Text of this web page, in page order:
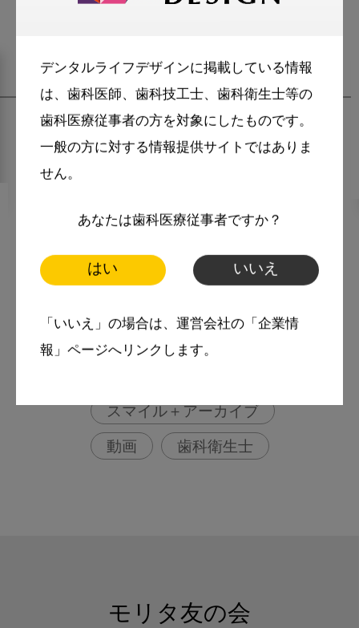
デンタルライフデザインに掲載している情報
は、歯科医師、歯科技工士、歯科衛生士等の
歯科医療従事者の方を対象にしたものです。
一般の方に対する情報提供サイトではありま
せん。
あなたは歯科医療従事者ですか？
はい いいえ
「いいえ」の場合は、運営会社の「企業情
報」ページへリンクします。
2024・6・25 MoreSmile
腔戦士デンタマンコラボ企画
More Smile
スマイル＋アーカイブ
動画 歯科衛生士
モリタ友の会